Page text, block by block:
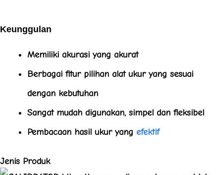
Keunggulan
Memiliki akurasi yang akurat
Berbagai fitur pilihan alat ukur yang sesuai
dengan kebutuhan
Sangat mudah digunakan, simpel dan fleksibel
Pembacaan hasil ukur yang efektif
Jenis Produk